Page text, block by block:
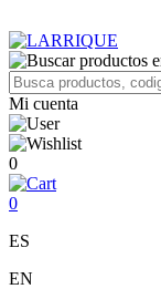
Mi cuenta
0
0
ES
EN